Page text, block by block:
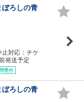
ぼろしの青
対応：チケ
発送予定
受付
ぼろしの青